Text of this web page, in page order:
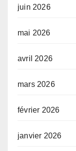
juin 2026
mai 2026
avril 2026
mars 2026
février 2026
janvier 2026